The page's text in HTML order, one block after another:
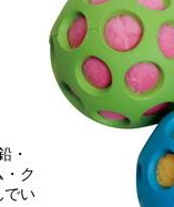
・
ク
でい